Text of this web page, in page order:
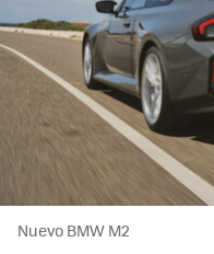
Nuevo BMW M2